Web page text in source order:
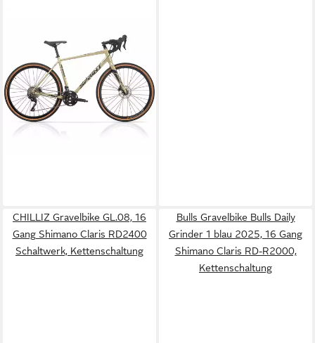
Gravelbike 28 Herren Gravel
Bike WHISPER ELITE HD
Fahrrad 2 x 10 Shimano GRX
400, 20 Gang,
Kettenschaltung, High End
Gravel Fahrrad - Rahmenhöhe
52cm - Modell 2026
1.149,00 € UVP1.599,00 €
-28%
lieferbar - in 5-6 Werktagen bei dir
CHILLIZ Gravelbike GL.08, 16
Gang Shimano Claris RD2400
Schaltwerk, Kettenschaltung
Bulls Gravelbike Bulls Daily
Grinder 1 blau 2025, 16 Gang
Shimano Claris RD-R2000,
Kettenschaltung